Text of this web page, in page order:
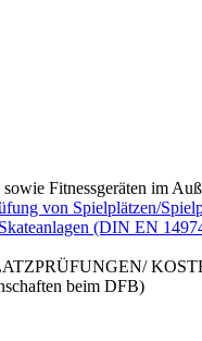
Fitnessgeräten im
von Spielplätzen/
(DIN EN
beim DFB)